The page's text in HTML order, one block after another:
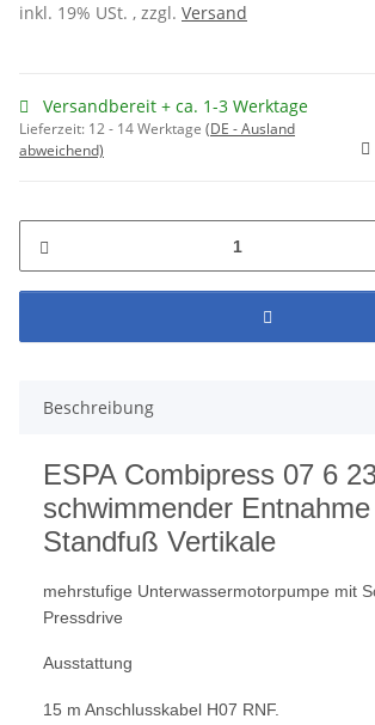
inkl. 19% USt. , zzgl. Versand
Versandbereit + ca. 1-3 Werktage
Lieferzeit: 12 - 14 Werktage (DE - Ausland
abweichend)
Beschreibung
ESPA Combipress 07 6
schwimmender
Standfuß Vertikale
mehrstufige Unterwassermotorpumpe mit
Pressdrive
Ausstattung
15 m Anschlusskabel H07 RNF.